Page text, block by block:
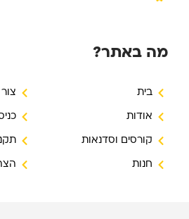
מה באתר?
בית
אודות
קורסים וסדנאות
חנות